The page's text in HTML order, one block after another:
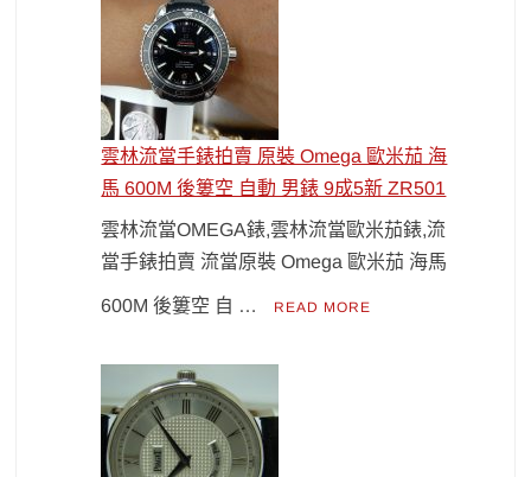
雲林流當手錶拍賣 原裝 Omega 歐米茄 海
馬 600M 後簍空 自動 男錶 9成5新 ZR501
雲林流當OMEGA錶,雲林流當歐米茄錶,流
當手錶拍賣 流當原裝 Omega 歐米茄 海馬
600M 後簍空 自 … READ MORE